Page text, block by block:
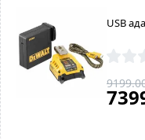
USB